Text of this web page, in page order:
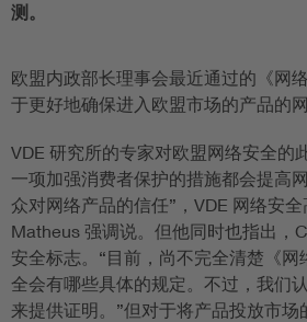
测。
欧盟内政部长理事会最近通过的《网
于更好地确保进入欧盟市场的产品的网
VDE 研究所的专家对欧盟网络安全的
一项加强消费者保护的措施都会提高
众对网络产品的信任”，VDE 网络安
Matheus 强调说。但他同时也指出，
安全标志。“目前，尚不完全清楚《网
全会有哪些具体的规定。不过，我们
来提供证明。”但对于将产品投放市